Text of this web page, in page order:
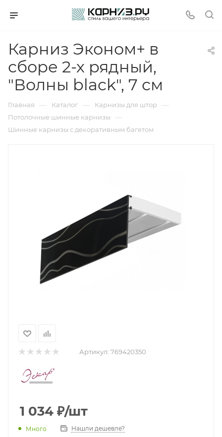
Карниз Эконом+ в
сборе 2-х рядный,
"Волны black", 7 см
Главная — Каталог — Карнизы для штор —
Потолочные шинные карнизы —
Шинные карнизы с декоративным багетом
Артикул: 769420350
1 034 ₽/шт
Много Нашли дешевле?